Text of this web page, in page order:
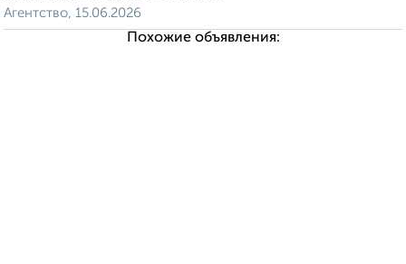
Агентство, 15.06.2026
Похожие объявления: